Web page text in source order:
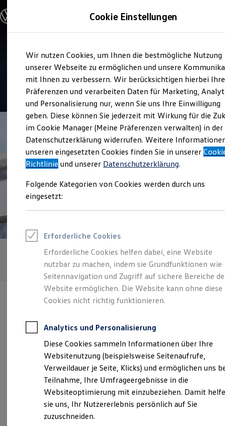
Hauptinhalt
springen
Footer
springen
Modelle und Konfigurator
Modelle vergleichen
Elektroautos
ENERGY Sondermodelle
Nutzfahrzeuge
SUV und CUV
Familienautos
Kombis
Kompaktwagen
Sportwagen
Schnell verfügbare Fahrzeuge
Angebote und Produkte
Aktuelle Angebote
E-Auto-Förderung
Volkswagen Marktplatz
Junge Gebrauchtwagen und Gebrauchtwagen
Volkswagen Zertifizierte Gebrauchtwagen
Zubehör- und Serviceangebote
Leasing
Leasing-Angebote
Gebrauchtwagen Leasing
Junge Gebrauchtwagen-Leasing
Elektroauto Leasing
Kleinwagen-Leasing
Leasing ohne Anzahlung
Finanzierung
Kfz-Versicherung
Restschuldversicherungen
Garantien
Wartungsverträge
Geschäftskunden
Professional Class bei Volkswagen
Großkunden
Behörden
Direktkunden
Sonderfahrzeuge
Anpfiff zum Gewinn
Service
Autohaus Ahrensbök
4.9| 66 Bewertungen
Verantwortlich für die Inhalte auf dieser Seite ist die Autohaus
Ahrensbök GmbH (Impressum & Rechtliches)
Plöner Straße 43, 23623 Ahrensbök
Cookie Einstellungen
Wir nutzen Cookies, um Ihnen die bestmögliche Nutzung
unserer Webseite zu ermöglichen und unsere
mit Ihnen zu verbessern. Wir berücksichtigen hierbei Ihre
Präferenzen und verarbeiten Daten für Marketing,
und Personalisierung nur, wenn Sie uns Ihre Einwilligung
geben. Diese können Sie jederzeit mit Wirkung für die
im Cookie Manager (Meine Präferenzen verwalten) in der
Datenschutzerklärung widerrufen. Weitere
unseren eingesetzten Cookies finden Sie in unserer
Richtlinie und unserer Datenschutzerklärung.
Folgende Kategorien von Cookies werden durch uns
eingesetzt:
Erforderliche Cookies
Erforderliche Cookies helfen dabei, eine Website
nutzbar zu machen, indem sie Grundfunktionen wie
Seitennavigation und Zugriff auf sichere Bereiche
Website ermöglichen. Die Website kann ohne diese
Cookies nicht richtig funktionieren.
Analytics und Personalisierung
Diese Cookies sammeln Informationen über Ihre
Websitenutzung (beispielsweise Seitenaufrufe,
Verweildauer je Seite, Klicks) und ermöglichen uns
Teilnahme, Ihre Umfrageergebnisse in die
Websiteoptimierung mit einzubeziehen. Damit
sie uns, Ihr Nutzererlebnis persönlich auf Sie
zuzuschneiden.